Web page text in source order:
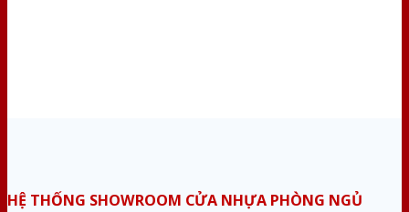
HỆ THỐNG SHOWROOM CỬA NHỰA PHÒNG NGỦ